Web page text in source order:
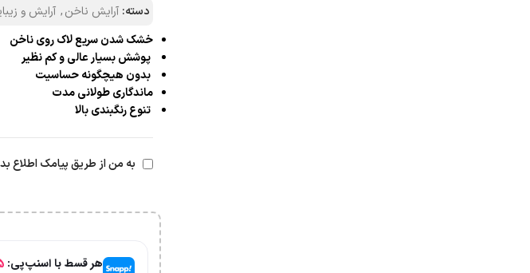
دسته: آرایش ناخن, آرایش و
خشک شدن سریع لاک روی ناخن
پوشش بسیار عالی و کم نظیر
بدون هیچگونه حساسیت
ماندگاری طولانی مدت
تنوع رنگبندی بالا
به من از طریق پیامک اطلاع
هر قسط با اسنپ‌پی: